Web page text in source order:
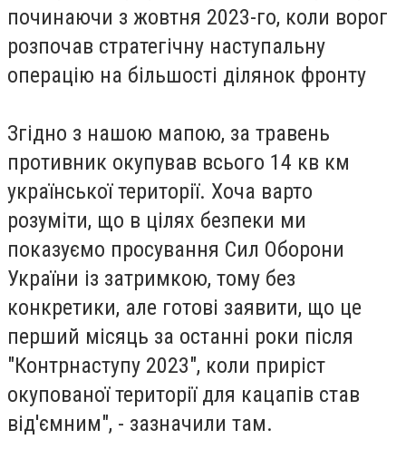
починаючи з жовтня 2023-го, коли ворог
розпочав стратегічну наступальну
операцію на більшості ділянок фронту
Згідно з нашою мапою, за травень
противник окупував всього 14 кв км
української території. Хоча варто
розуміти, що в цілях безпеки ми
показуємо просування Сил Оборони
України із затримкою, тому без
конкретики, але готові заявити, що це
перший місяць за останні роки після
"Контрнаступу 2023", коли приріст
окупованої території для кацапів став
від'ємним", - зазначили там.